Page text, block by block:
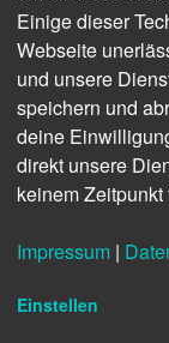
gut
ist, ist er so
Aber er ist
den er auf
seinerseits für
Wenn
in einem
Vorurteilen
mentale
Herstellers
Einige dieser
Webseite
und unsere
speichern und
deine
direkt unsere
keinem
Impressum |
Einstellen